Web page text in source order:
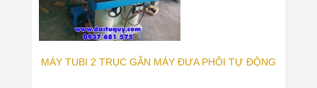
MÁY TUBI 2 TRỤC GẮN MÁY ĐƯA PHÔI TỰ ĐỘNG